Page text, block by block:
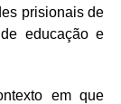
prisionais de
educação e
em que